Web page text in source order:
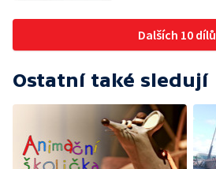
Dalších 10 dílů
Ostatní také sledují